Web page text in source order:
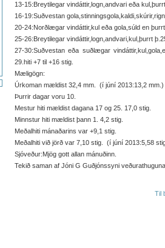
13-15:Breytilegar vindáttir,logn,andvari eða
16-19:Suðvestan
20-24:Norðlægar vindáttir,kul eða gola,súld en
25-26:Breytilegar vindáttir,logn,andvari,kul,þurrt
27-30:Suðvestan eða suðlægar
29.hiti +7 til +16 stig.
Mæligögn:
Úrkoman mældist 32,4 mm. (í júní 2013:13,2 mm.)
Þurrir dagar voru 10.
Mestur hiti mældist dagana 17 og 25. 17,0 stig.
Minnstur hiti mældist þann 1. 4,2 stig.
Meðalhiti mánaðarins var +9,1 stig.
Meðalhiti við jörð var 7,10 stig. (í júní 2013:5,58
Sjóveður:Mjög gott allan mánuðinn.
Tekið saman af Jóni G Guðjónssyni
Til